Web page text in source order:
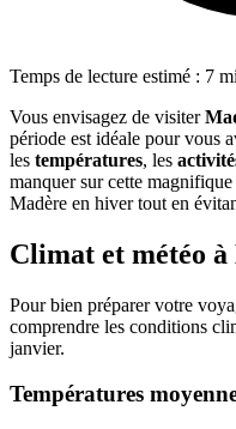
Temps de lecture estimé : 7
Vous envisagez de visiter
période est idéale pour vous
les températures, les
manquer sur cette
Madère en hiver tout en
Climat et météo
Pour bien préparer votre
comprendre les conditions
janvier.
Températures